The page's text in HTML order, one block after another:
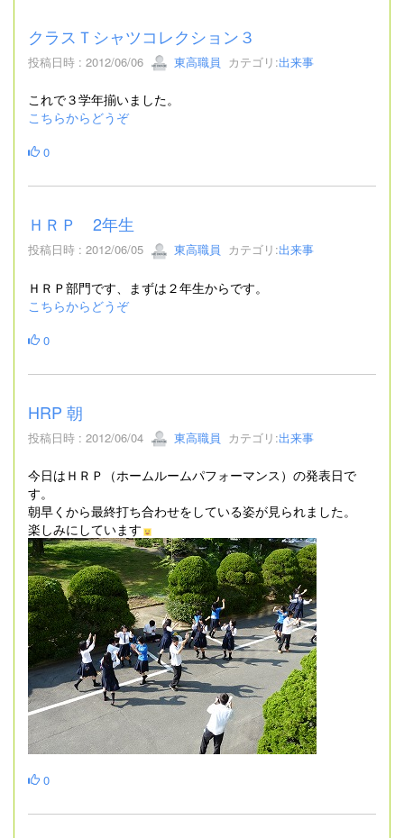
クラスＴシャツコレクション３
投稿日時 : 2012/06/06 東高職員 カテゴリ:出来事
これで３学年揃いました。
こちらからどうぞ
0
ＨＲＰ 2年生
投稿日時 : 2012/06/05 東高職員 カテゴリ:出来事
ＨＲＰ部門です、まずは２年生からです。
こちらからどうぞ
0
HRP 朝
投稿日時 : 2012/06/04 東高職員 カテゴリ:出来事
今日はＨＲＰ（ホームルームパフォーマンス）の発表日で
す。
朝早くから最終打ち合わせをしている姿が見られました。
楽しみにしています
0